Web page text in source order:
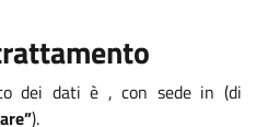
dei dati è , con sede in (di
).